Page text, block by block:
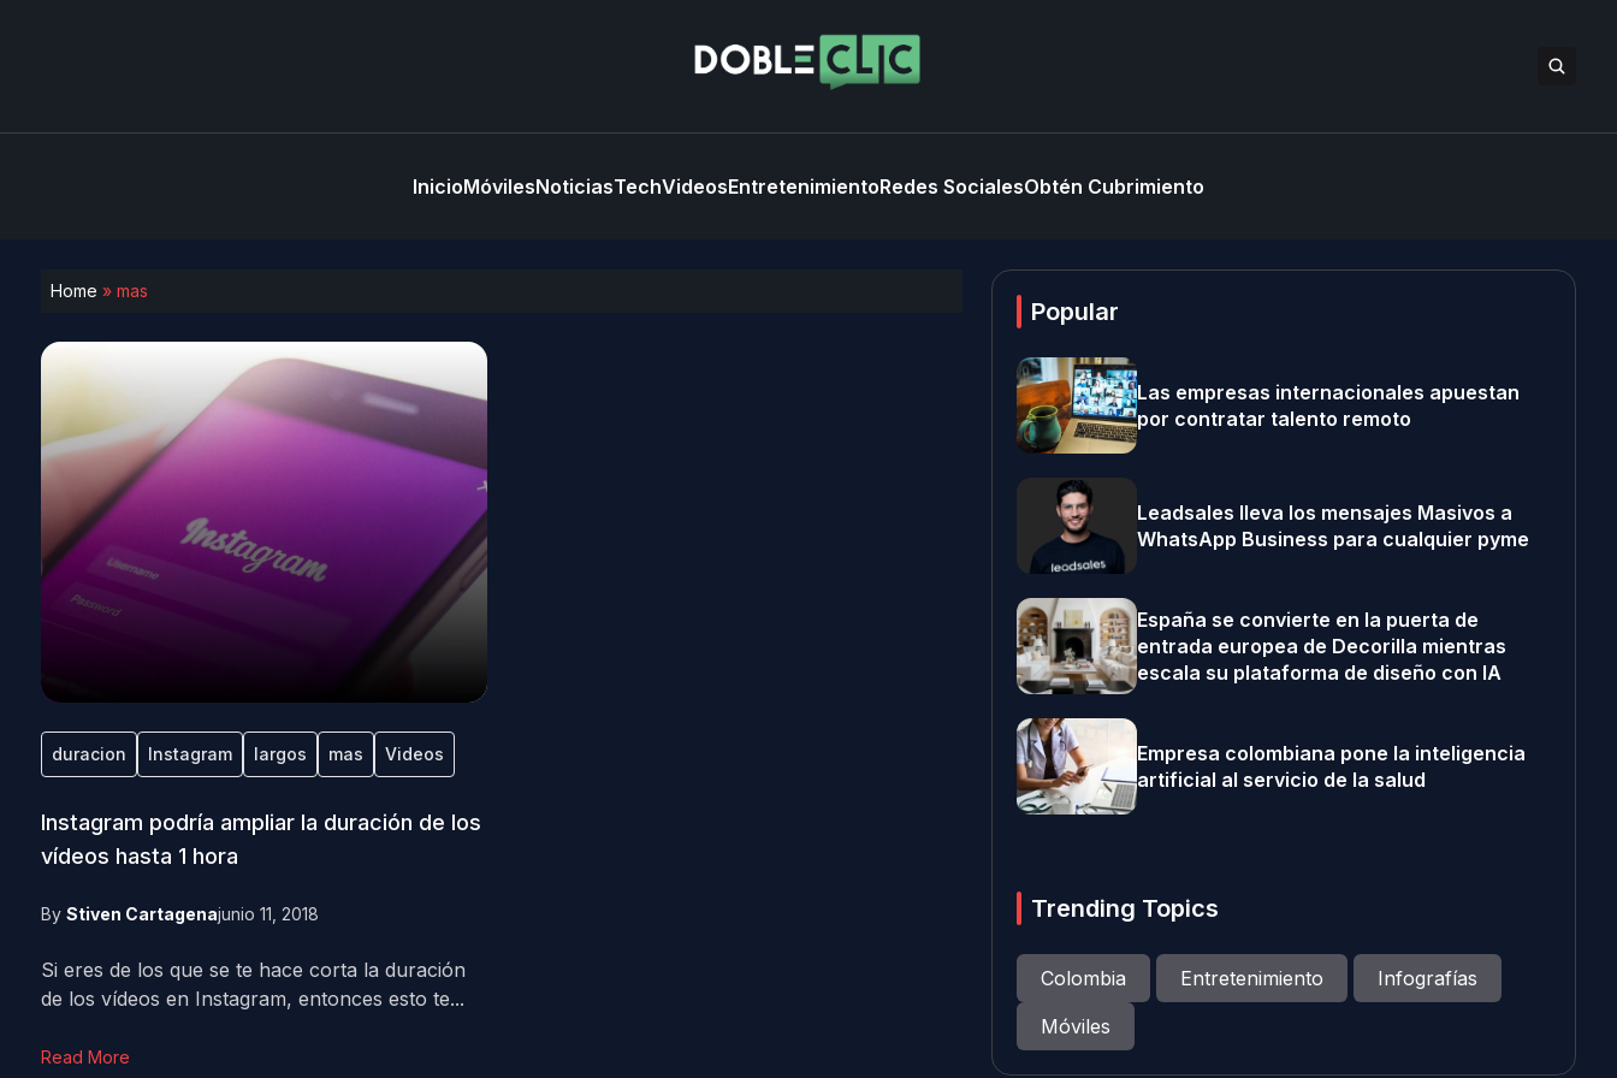
InicioMóvilesNoticiasTechVideosEntretenimientoRedes SocialesObtén Cubrimiento
Home » mas
duracion Instagram largos mas Videos
Instagram podría ampliar la duración de los
vídeos hasta 1 hora
By Stiven Cartagenajunio 11, 2018
Si eres de los que se te hace corta la duración
de los vídeos en Instagram, entonces esto te...
Read More
Popular
Las empresas internacionales apuestan
por contratar talento remoto
Leadsales lleva los mensajes Masivos a
WhatsApp Business para cualquier pyme
España se convierte en la puerta de
entrada europea de Decorilla mientras
escala su plataforma de diseño con IA
Empresa colombiana pone la inteligencia
artificial al servicio de la salud
Trending Topics
Colombia Entretenimiento
Infografías
Móviles